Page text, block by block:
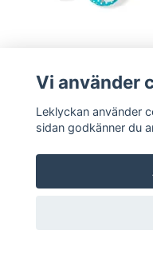
Julfigurer till
Logga in för pris
Vi använder
Leklyckan använder
sidan godkänner du